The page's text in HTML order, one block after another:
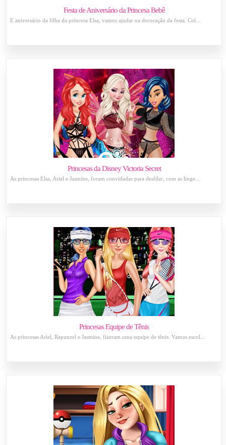
Festa de Aniversário da Princesa Bebê
É aniversário da filha da princesa Elsa, vamos ajudar na decoração da festa. Col...
Princesas da Disney Victoria Secret
As princesas Elsa, Ariel e Jasmine, foram convidadas para desfilar, com as linge...
Princesas Equipe de Tênis
As princesas Ariel, Rapunzel e Jasmine, fizeram uma equipe de tênis. Vamos escol...